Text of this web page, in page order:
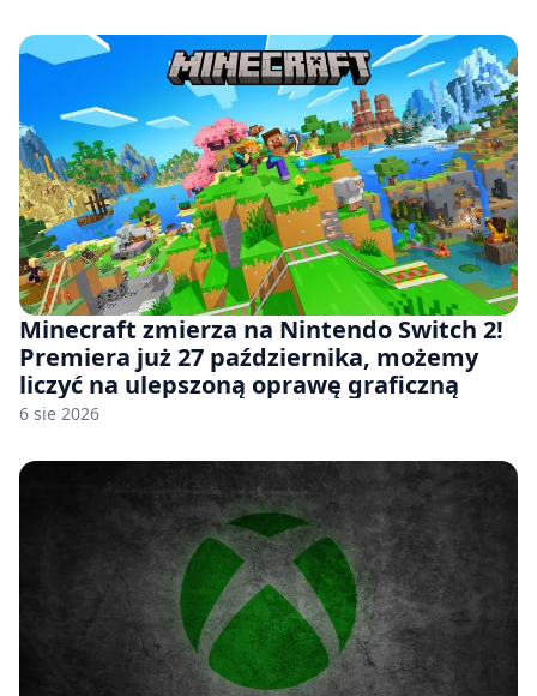
Minecraft zmierza na Nintendo Switch 2!
Premiera już 27 października, możemy
liczyć na ulepszoną oprawę graficzną
6 sie 2026